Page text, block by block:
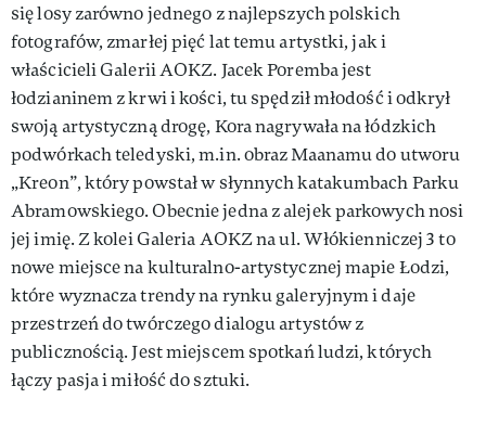
się losy zarówno jednego z najlepszych polskich
fotografów, zmarłej pięć lat temu artystki, jak i
właścicieli Galerii AOKZ. Jacek Poremba jest
łodzianinem z krwi i kości, tu spędził młodość i odkrył
swoją artystyczną drogę, Kora nagrywała na łódzkich
podwórkach teledyski, m.in. obraz Maanamu do utworu
„Kreon”, który powstał w słynnych katakumbach Parku
Abramowskiego. Obecnie jedna z alejek parkowych nosi
jej imię. Z kolei Galeria AOKZ na ul. Włókienniczej 3 to
nowe miejsce na kulturalno-artystycznej mapie Łodzi,
które wyznacza trendy na rynku galeryjnym i daje
przestrzeń do twórczego dialogu artystów z
publicznością. Jest miejscem spotkań ludzi, których
łączy pasja i miłość do sztuki.